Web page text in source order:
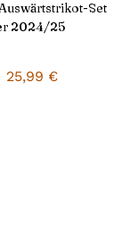
Set
2024/25
25,99 €